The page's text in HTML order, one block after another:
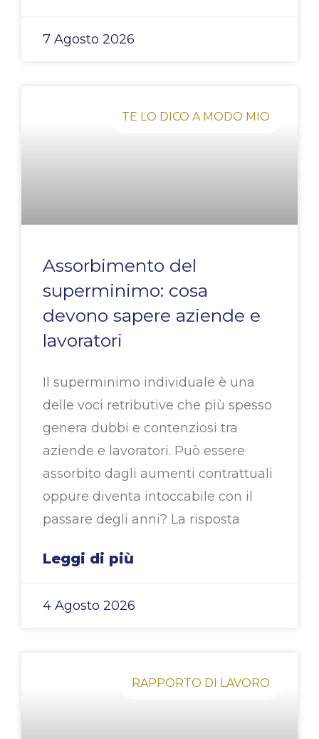
7 Agosto 2026
TE LO DICO A MODO MIO
Assorbimento del
superminimo: cosa
devono sapere aziende e
lavoratori
Il superminimo individuale è una
delle voci retributive che più spesso
genera dubbi e contenziosi tra
aziende e lavoratori. Può essere
assorbito dagli aumenti contrattuali
oppure diventa intoccabile con il
passare degli anni? La risposta
Leggi di più
4 Agosto 2026
RAPPORTO DI LAVORO